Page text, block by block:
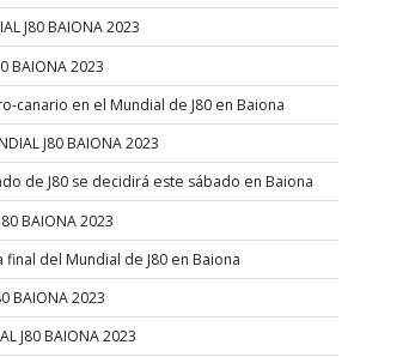
J80 BAIONA 2023
BAIONA 2023
canario en el Mundial de J80 en Baiona
J80 BAIONA 2023
de J80 se decidirá este sábado en Baiona
BAIONA 2023
del Mundial de J80 en Baiona
BAIONA 2023
J80 BAIONA 2023